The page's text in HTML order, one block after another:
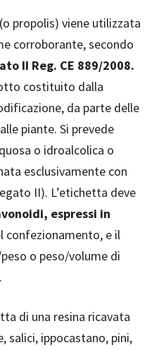
propolis) viene utilizzata
corroborante, secondo
II Reg. CE 889/2008.
costituito dalla
da parte delle
piante. Si prevede
o idroalcolica o
esclusivamente con
II). L’etichetta deve
espressi in
confezionamento, e il
o peso/volume di
di una resina ricavata
salici, ippocastano, pini,